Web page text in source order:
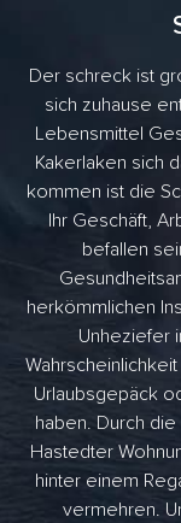
Der schreck ist
sich zuhause
Lebensmittel
Kakerlaken sich
kommen ist die
Ihr Geschäft,
befallen
herkömmlichen
Unheziefer
Urlaubsgepäck
haben. Durch
Hastedter
hinter einem
vermehren.